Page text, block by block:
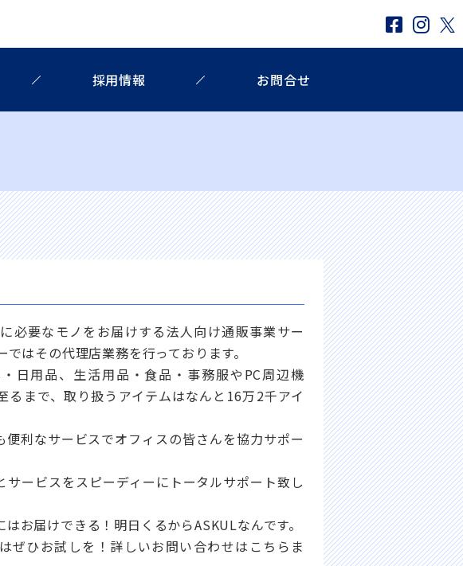
採⽤情報 お問合せ
必要なモノをお届けする法人向け通販事業サー
ではその代理店業務を行っております。
日用品、生活用品・食品・事務服やPC周辺機
るまで、取り扱うアイテムはなんと16万2千アイ
便利なサービスでオフィスの皆さんを協力サポー
サービスをスピーディーにトータルサポート致し
お届けできる！明日くるからASKULなんです。
ぜひお試しを！詳しいお問い合わせはこちらま